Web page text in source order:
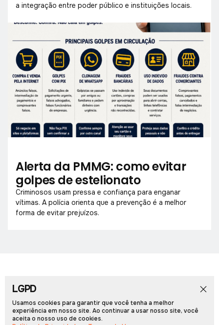
a integração entre poder público e instituições locais.
Alerta da PMMG: como evitar
golpes de estelionato
Criminosos usam pressa e confiança para enganar
vítimas. A polícia orienta que a prevenção é a melhor
forma de evitar prejuízos.
Início
Cadernos EspeciaisRádio PCN
LGPD
Usamos cookies para garantir que você tenha a melhor
experiência em nosso site. Ao continuar a usar nosso site, você
aceita o nosso uso de cookies.